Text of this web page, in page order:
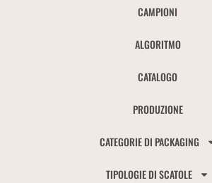
CAMPIONI
ALGORITMO
CATALOGO
PRODUZIONE
CATEGORIE DI PACKAGING
TIPOLOGIE DI SCATOLE